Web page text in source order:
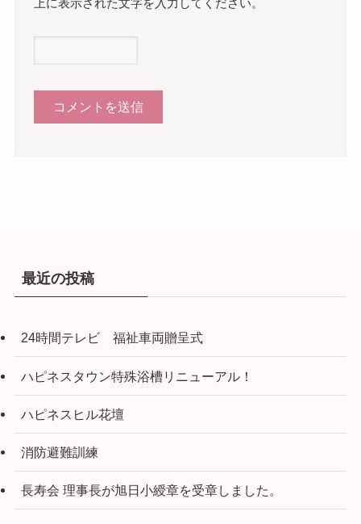
上に表示された文字を入力してください。
最近の投稿
24時間テレビ 福祉車両贈呈式
ハピネスタウン特殊浴槽リニューアル！
ハピネスヒル花壇
消防避難訓練
長寿会 理事長が旭日小綬章を受章しました。